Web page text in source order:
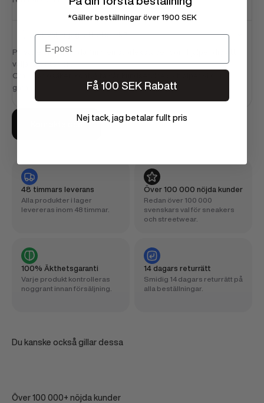
48 timmars leverans
Alla produkter i lager
levereras inom 48 timmar.
Över 100 000 nöjda kunder
Redan över 100 000
svenskars val för sneakers
och streetwear.
100% Äkthetsgaranti
Varje produkt kontrolleras
noggrant innan försäljning.
14 dagars returrätt
Smidig 14 dagars returrätt på
alla beställningar.
Hur väljer jag rätt storlek?
På varje produktsida finns en storlekstabell som hjälper dig att
välja rätt storlek.
Om du är osäker, kontakta vår kundservice så hjälper vi dig
gärna!
Du kanske också gillar dessa
Över 100 000+ nöjda kunder
*Gäller beställningar över 1900 SEK
Email
Få 100 SEK Rabatt
Nej tack, jag betalar fullt pris